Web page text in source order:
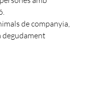
de companyia,
degudament